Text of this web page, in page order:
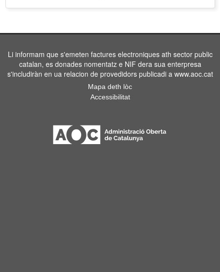
Li informam que s'emeten factures electroniques ath sector public
catalan, es donades nomentatz e NIF dera sua enterpresa
s'includiràn en ua relacion de provedidors publicadi a www.aoc.cat
Mapa deth lòc
Accessibilitat